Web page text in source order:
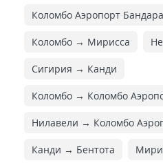
Коломбо Аэропорт
Коломбо → Мирисса
Сигирия → Канди
Коломбо → Коломбо
Нилавели → Коломбо
Канди → Бентота